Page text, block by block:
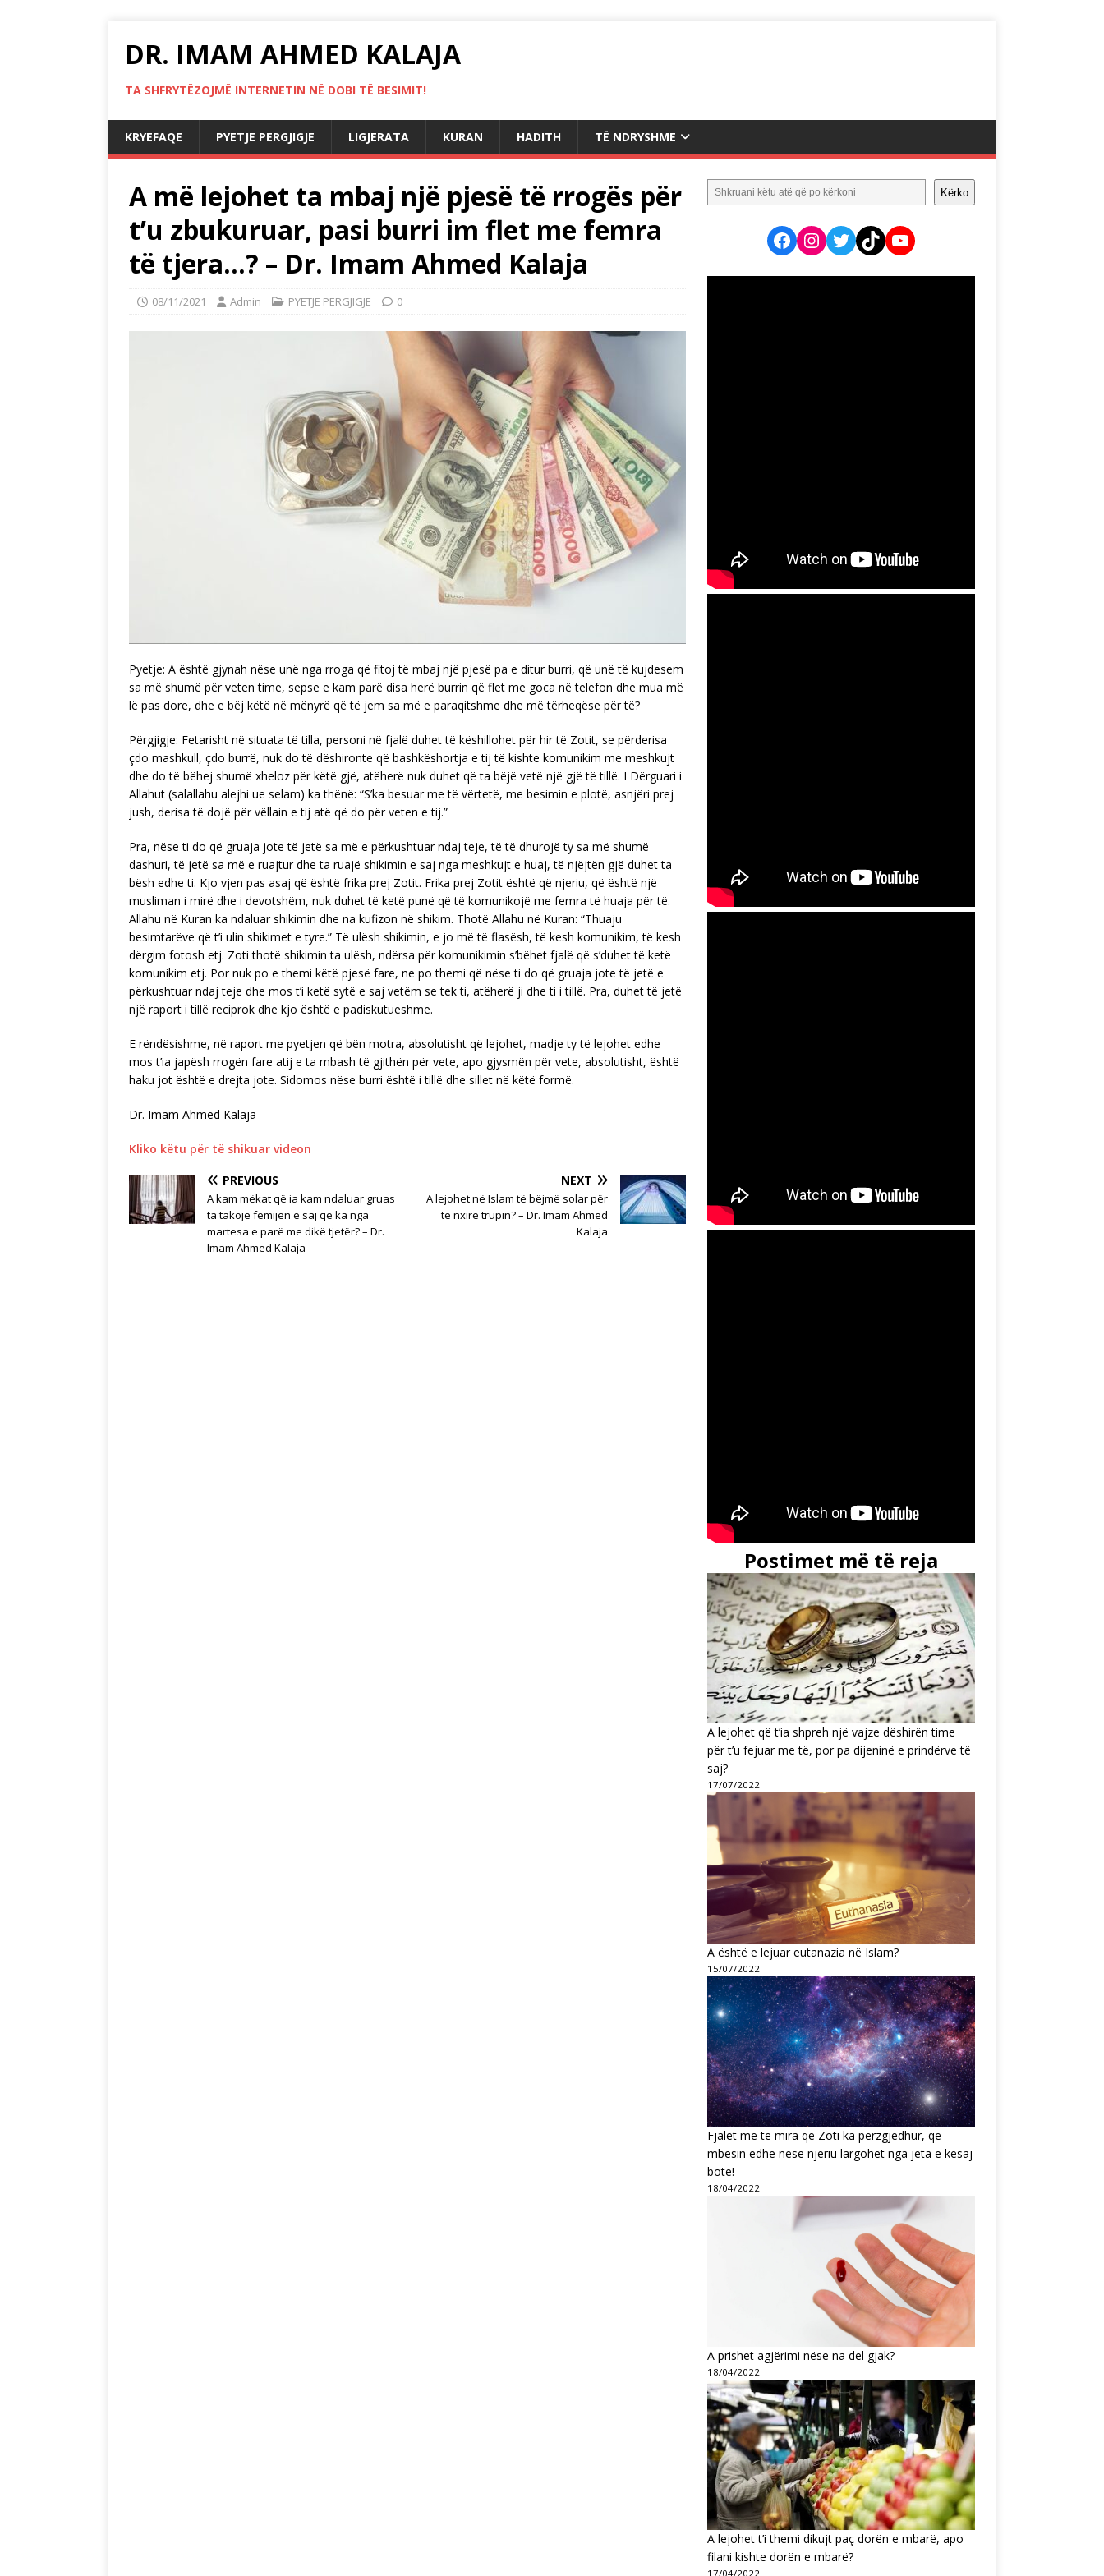
DR. IMAM AHMED KALAJA
TA SHFRYTËZOJMË INTERNETIN NË DOBI TË BESIMIT!
KRYEFAQE PYETJE PERGJIGJE LIGJERATA KURAN HADITH TË NDRYSHME
A më lejohet ta mbaj një pjesë të rrogës për
t’u zbukuruar, pasi burri im flet me femra
të tjera…? – Dr. Imam Ahmed Kalaja
08/11/2021 Admin PYETJE PERGJIGJE 0
Pyetje: A është gjynah nëse unë nga rroga që fitoj të mbaj një pjesë pa e ditur burri, që unë të kujdesem
sa më shumë për veten time, sepse e kam parë disa herë burrin që flet me goca në telefon dhe mua më
lë pas dore, dhe e bëj këtë në mënyrë që të jem sa më e paraqitshme dhe më tërheqëse për të?
Përgjigje: Fetarisht në situata të tilla, personi në fjalë duhet të këshillohet për hir të Zotit, se përderisa
çdo mashkull, çdo burrë, nuk do të dëshironte që bashkëshortja e tij të kishte komunikim me meshkujt
dhe do të bëhej shumë xheloz për këtë gjë, atëherë nuk duhet që ta bëjë vetë një gjë të tillë. I Dërguari i
Allahut (salallahu alejhi ue selam) ka thënë: “S’ka besuar me të vërtetë, me besimin e plotë, asnjëri prej
jush, derisa të dojë për vëllain e tij atë që do për veten e tij.”
Pra, nëse ti do që gruaja jote të jetë sa më e përkushtuar ndaj teje, të të dhurojë ty sa më shumë
dashuri, të jetë sa më e ruajtur dhe ta ruajë shikimin e saj nga meshkujt e huaj, të njëjtën gjë duhet ta
bësh edhe ti. Kjo vjen pas asaj që është frika prej Zotit. Frika prej Zotit është që njeriu, që është një
musliman i mirë dhe i devotshëm, nuk duhet të ketë punë që të komunikojë me femra të huaja për të.
Allahu në Kuran ka ndaluar shikimin dhe na kufizon në shikim. Thotë Allahu në Kuran: “Thuaju
besimtarëve që t’i ulin shikimet e tyre.” Të ulësh shikimin, e jo më të flasësh, të kesh komunikim, të kesh
dërgim fotosh etj. Zoti thotë shikimin ta ulësh, ndërsa për komunikimin s’bëhet fjalë që s’duhet të ketë
komunikim etj. Por nuk po e themi këtë pjesë fare, ne po themi që nëse ti do që gruaja jote të jetë e
përkushtuar ndaj teje dhe mos t’i ketë sytë e saj vetëm se tek ti, atëherë ji dhe ti i tillë. Pra, duhet të jetë
një raport i tillë reciprok dhe kjo është e padiskutueshme.
E rëndësishme, në raport me pyetjen që bën motra, absolutisht që lejohet, madje ty të lejohet edhe
mos t’ia japësh rrogën fare atij e ta mbash të gjithën për vete, apo gjysmën për vete, absolutisht, është
haku jot është e drejta jote. Sidomos nëse burri është i tillë dhe sillet në këtë formë.
Dr. Imam Ahmed Kalaja
Kliko këtu për të shikuar videon
PREVIOUS
A kam mëkat që ia kam ndaluar gruas
ta takojë fëmijën e saj që ka nga
martesa e parë me dikë tjetër? – Dr.
Imam Ahmed Kalaja
NEXT
A lejohet në Islam të bëjmë solar për
të nxirë trupin? – Dr. Imam Ahmed
Kalaja
Kërko
Postimet më të reja
A lejohet që t’ia shpreh një vajze dëshirën time
për t’u fejuar me të, por pa dijeninë e prindërve të
saj?
17/07/2022
A është e lejuar eutanazia në Islam?
15/07/2022
Fjalët më të mira që Zoti ka përzgjedhur, që
mbesin edhe nëse njeriu largohet nga jeta e kësaj
bote!
18/04/2022
A prishet agjërimi nëse na del gjak?
18/04/2022
A lejohet t’i themi dikujt paç dorën e mbarë, apo
filani kishte dorën e mbarë?
17/04/2022